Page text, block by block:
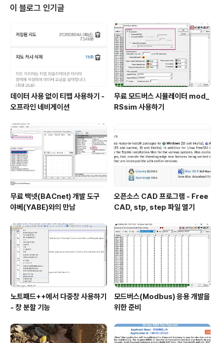
기능 사용하기 jEdit 묶음과 접기 기능 사용하기 BeanSh
ell과 매크로, 문제 해결 도구 활용하기 - jEdit 무료 텍스트
편집기 jEdit 한글판 배포 "텍스트"(TEXT)라는 단어의 의
미는 "글자" 또는 "책"으로, "Text Editor..
이 블로그 인기글
데이터 사용 없이 티맵 사용하기 -
오프라인 네비게이션
무료 모드버스 시뮬레이터 mod_
RSsim 사용하기
무료 백넷(BACnet) 개발 도구
야베(YABE)와의 만남
오픈소스 CAD 프로그램 - Free
CAD, stp, step 파일 열기
노트패드++에서 다중창 사용하기
- 창 분할 기능
모드버스(Modbus) 응용 개발을
위한 준비